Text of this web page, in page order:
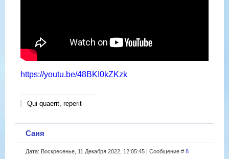
https://youtu.be/48BKI0kZKzk
Qui quaerit, reperit
Саня
Дата: Воскресенье, 11 Декабря 2022, 12:05:45 | Сообщение # 8